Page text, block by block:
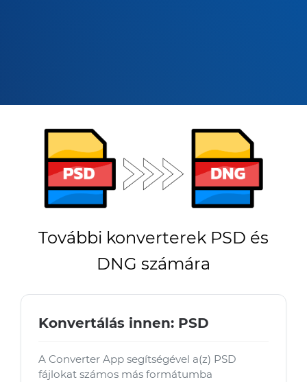
További konverterek PSD és
DNG számára
Konvertálás innen: PSD
A Converter App segítségével a(z) PSD
fájlokat számos más formátumba